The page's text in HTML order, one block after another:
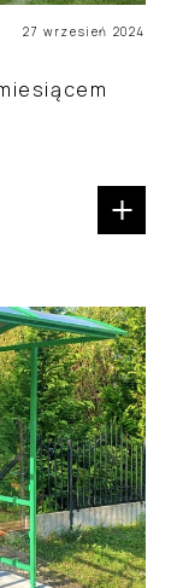
27 wrzesień 2024